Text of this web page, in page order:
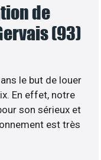
de
(93)
le but de louer
En effet, notre
son sérieux et
est très